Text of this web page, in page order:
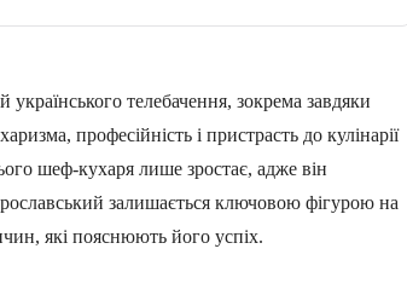
телебачення, зокрема завдяки
професійність і пристрасть до кулінарії
шеф-кухаря лише зростає, адже він
залишається ключовою фігурою на
які пояснюють його успіх.